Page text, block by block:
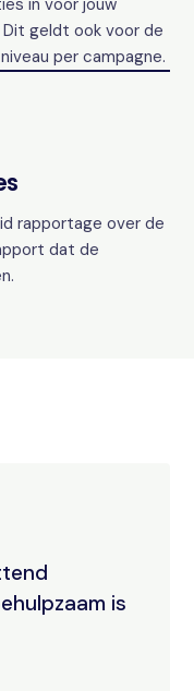
in voor jouw
Dit geldt ook voor de
per campagne.
rapportage over de
dat de
is